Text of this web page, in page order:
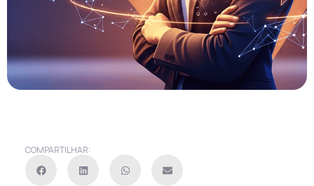
COMPARTILHAR: